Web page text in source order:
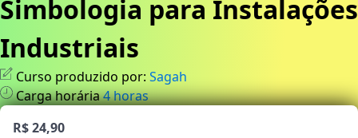
Simbologia para Instalações
Industriais
Curso produzido por: Sagah
Carga horária4horas
R$ 24,90